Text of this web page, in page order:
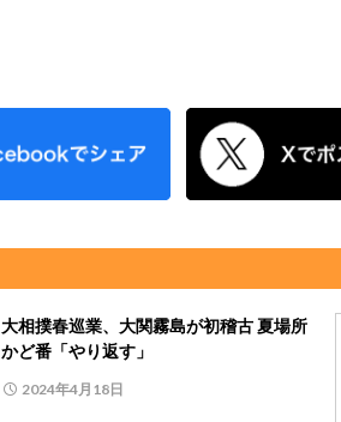
大相撲春巡業、大関霧島が初稽古 夏場所
かど番「やり返す」
2024年4月18日